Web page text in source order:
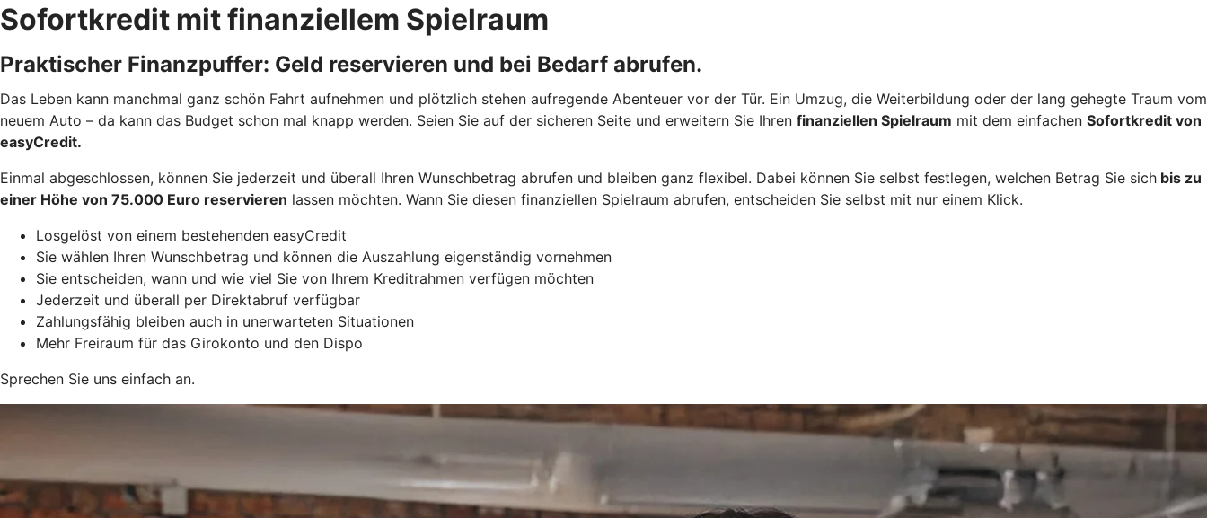
Sofortkredit mit finanziellem Spielraum
Praktischer Finanzpuffer: Geld reservieren und bei Bedarf abrufen.
Das Leben kann manchmal ganz schön Fahrt aufnehmen und plötzlich stehen aufregende Abenteuer vor der Tür. Ein Umzug, die Weiterbildung oder der lang gehegte Traum vom
neuem Auto – da kann das Budget schon mal knapp werden. Seien Sie auf der sicheren Seite und erweitern Sie Ihren finanziellen Spielraum mit dem einfachen Sofortkredit von
easyCredit.
Einmal abgeschlossen, können Sie jederzeit und überall Ihren Wunschbetrag abrufen und bleiben ganz flexibel. Dabei können Sie selbst festlegen, welchen Betrag Sie sich bis zu
einer Höhe von 75.000 Euro reservieren lassen möchten. Wann Sie diesen finanziellen Spielraum abrufen, entscheiden Sie selbst mit nur einem Klick.
Losgelöst von einem bestehenden easyCredit
Sie wählen Ihren Wunschbetrag und können die Auszahlung eigenständig vornehmen
Sie entscheiden, wann und wie viel Sie von Ihrem Kreditrahmen verfügen möchten
Jederzeit und überall per Direktabruf verfügbar
Zahlungsfähig bleiben auch in unerwarteten Situationen
Mehr Freiraum für das Girokonto und den Dispo
Sprechen Sie uns einfach an.